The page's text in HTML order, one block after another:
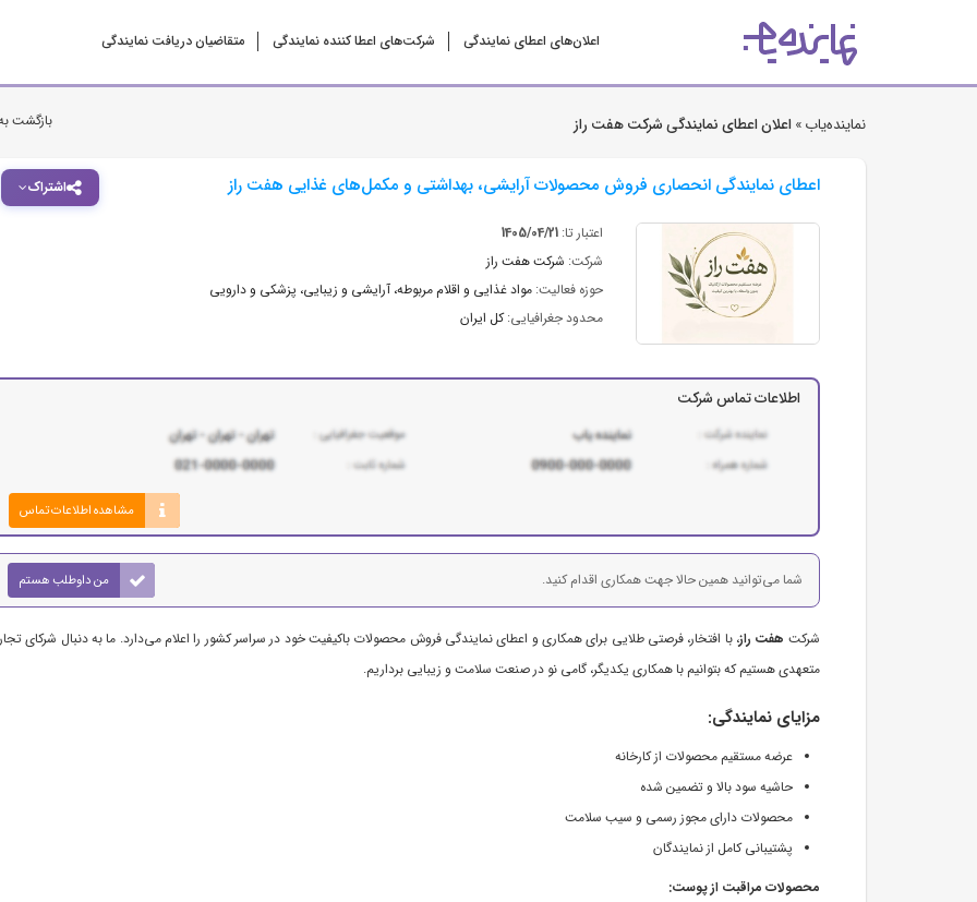
اعلان‌های اعطای نمایندگی شرکت‌‌های اعطا کننده نمایندگی متقاضیان دریافت نمایندگی
نماینده‌یاب » اعلان اعطای نمایندگی شرکت هفت راز بازگشت
اشتراک اعطای نمایندگی انحصاری فروش محصولات آرایشی، بهداشتی و مکمل‌های غذایی هفت راز
اعتبار تا: 1405/04/21
شرکت: شرکت هفت راز
حوزه فعالیت: مواد غذایی و اقلام مربوطه، آرایشی و زیبایی، پزشکی و دارویی
محدود جغرافیایی:کل ایران
اطلاعات تماس شرکت
مشاهده اطلاعات تماس
شما می‌توانید همین حالا جهت همکاری اقدام کنید. من داوطلب هستم
شرکت هفت راز، با افتخار، فرصتی طلایی برای همکاری و اعطای نمایندگی فروش محصولات باکیفیت خود در سراسر کشور را اعلام می‌دارد. ما به دنبال شرکای
متعهدی هستیم که بتوانیم با همکاری یکدیگر، گامی نو در صنعت سلامت و زیبایی برداریم.
مزایای نمایندگی:
عرضه مستقیم محصولات از کارخانه
حاشیه سود بالا و تضمین شده
محصولات دارای مجوز رسمی و سیب سلامت
پشتیبانی کامل از نمایندگان
محصولات مراقبت از پوست: